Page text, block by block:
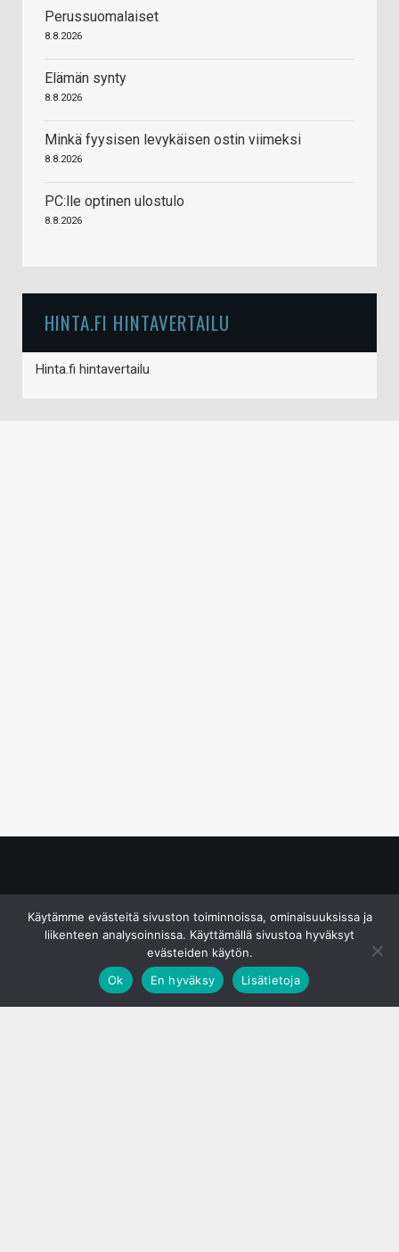
Perussuomalaiset
8.8.2026
Elämän synty
8.8.2026
Minkä fyysisen levykäisen ostin viimeksi
8.8.2026
PC:lle optinen ulostulo
8.8.2026
HINTA.FI HINTAVERTAILU
Hinta.fi hintavertailu
Käytämme evästeitä sivuston toiminnoissa, ominaisuuksissa ja
liikenteen analysoinnissa. Käyttämällä sivustoa hyväksyt
evästeiden käytön.
Ok
En hyväksy Lisätietoja